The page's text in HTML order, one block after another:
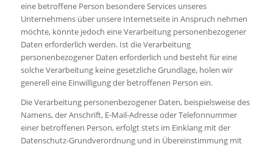
eine betroffene Person besondere Services unseres
Unternehmens über unsere Internetseite in Anspruch nehmen
möchte, könnte jedoch eine Verarbeitung personenbezogener
Daten erforderlich werden. Ist die Verarbeitung
personenbezogener Daten erforderlich und besteht für eine
solche Verarbeitung keine gesetzliche Grundlage, holen wir
generell eine Einwilligung der betroffenen Person ein.
Die Verarbeitung personenbezogener Daten, beispielsweise des
Namens, der Anschrift, E-Mail-Adresse oder Telefonnummer
einer betroffenen Person, erfolgt stets im Einklang mit der
Datenschutz-Grundverordnung und in Übereinstimmung mit